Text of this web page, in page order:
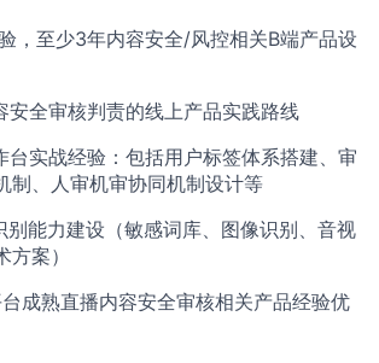
，至少3年内容安全/风控相关B端产品设
安全审核判责的线上产品实践路线
台实战经验：包括用户标签体系搭建、审
制、人审机审协同机制设计等
别能力建设（敏感词库、图像识别、音视
案）
成熟直播内容安全审核相关产品经验优